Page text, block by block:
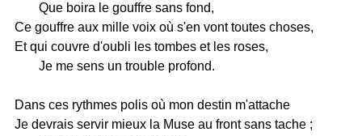
Que boira le gouffre sans fond,
Ce gouffre aux mille voix où s'en vont toutes choses,
Et qui couvre d'oubli les tombes et les roses,
Je me sens un trouble profond.
Dans ces rythmes polis où mon destin m'attache
Je devrais servir mieux la Muse au front sans tache ;